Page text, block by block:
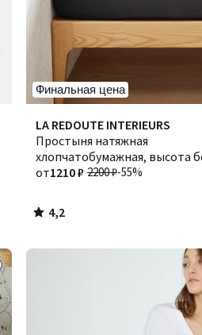
Финальная цена
LA REDOUTE INTERIEURS
Простыня натяжная
хлопчатобумажная, высота
см, Scenario / Сценарио
2200 ₽-55%
от1210 ₽
4,2
/ 5
Количество
цветов:
8
4,2
/